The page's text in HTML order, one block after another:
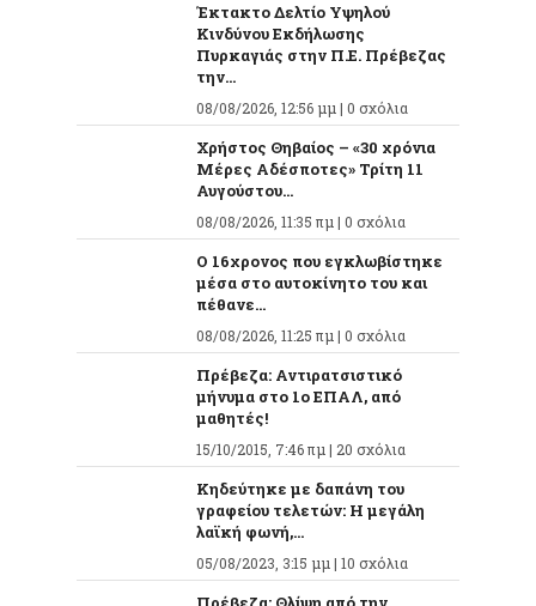
Έκτακτο Δελτίο Υψηλού
Κινδύνου Εκδήλωσης
Πυρκαγιάς στην Π.Ε. Πρέβεζας
την...
08/08/2026, 12:56 μμ | 0 σχόλια
Χρήστος Θηβαίος – «30 χρόνια
Μέρες Αδέσποτες» Τρίτη 11
Αυγούστου...
08/08/2026, 11:35 πμ | 0 σχόλια
O 16χρονος που εγκλωβίστηκε
μέσα στο αυτοκίνητο του και
πέθανε...
08/08/2026, 11:25 πμ | 0 σχόλια
Πρέβεζα: Αντιρατσιστικό
μήνυμα στο 1ο ΕΠΑΛ, από
μαθητές!
15/10/2015, 7:46 πμ | 20 σχόλια
Κηδεύτηκε με δαπάνη του
γραφείου τελετών: Η μεγάλη
λαϊκή φωνή,...
05/08/2023, 3:15 μμ | 10 σχόλια